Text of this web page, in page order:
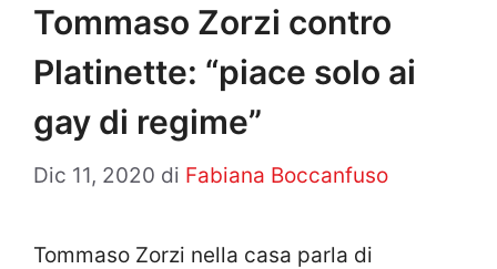
Tommaso Zorzi contro
Platinette: “piace solo ai
gay di regime”
Dic 11, 2020 di Fabiana Boccanfuso
Tommaso Zorzi nella casa parla di